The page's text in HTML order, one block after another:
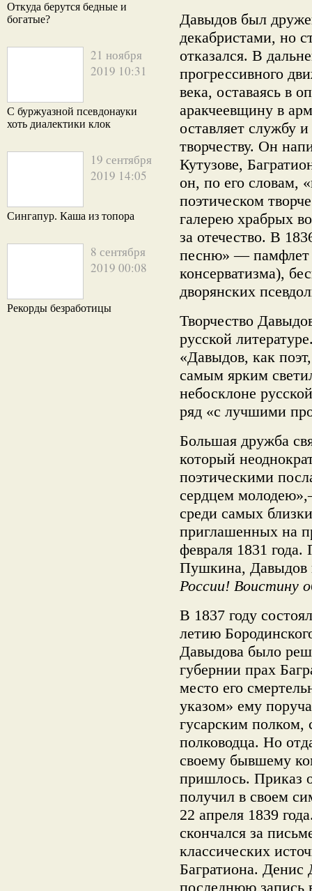
Откуда берутся бедные и
богатые?
21 ноября
2019 10:31
С буржуазной псевдонауки
хоть диалектики клок
19 сентября
2019 14:05
Сингапур. Каша из топора
8 сентября
2019 00:08
Рекорды безработицы
Давыдов был
декабристами, но
отказался. В
прогрессивного
века, оставаясь в
аракчеевщину в
оставляет службу
творчеству. Он
Кутузове,
он, по его словам,
поэтическом
галерею храбрых
за отечество. В
песню» — памфлет
консерватизма),
дворянских
Творчество
русской
«Давыдов, как
самым ярким
небосклоне
ряд «с лучшими
Большая дружба
который
поэтическими
сердцем
среди самых
приглашенных на
февраля 1831
Пушкина, Давыдов
России! Воистину
В 1837 году
летию
Давыдова было
губернии прах
место его
указом» ему
гусарским
полководца. Но
своему бывшему
пришлось. Приказ
получил в своем
22 апреля 1839
скончался за
классических
Багратиона. Денис
последнюю запись